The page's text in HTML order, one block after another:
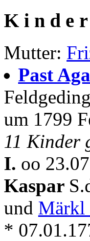
K i n d e
Mutter:
Past
Feldgeding
um 1799
11 Kinder
I. oo
Kaspar
und Märkl
*